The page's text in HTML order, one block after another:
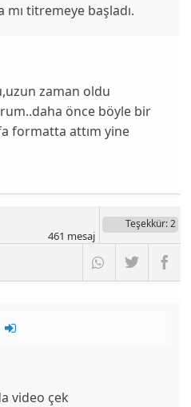
mı titremeye başladı.
zaman oldu
önce böyle bir
formatta attım yine
Teşekkür: 2
461 mesaj
video çek